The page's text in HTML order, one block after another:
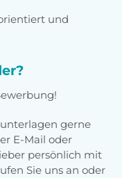
und
gerne
E-Mail oder
persönlich mit
Sie uns an oder